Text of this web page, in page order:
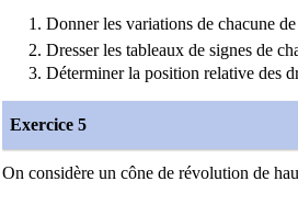
Donner les variations de chacune
Dresser les tableaux de signes de
Déterminer la position relative des
Exercice 5
On considère un cône de révolution de